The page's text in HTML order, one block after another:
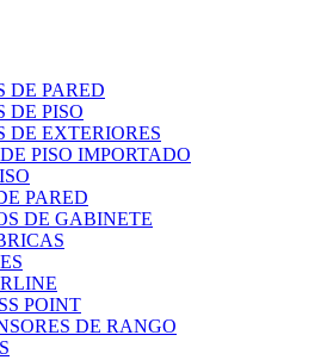
DE PARED
DE PISO
DE EXTERIORES
PISO IMPORTADO
PARED
DE GABINETE
POINT
DE RANGO